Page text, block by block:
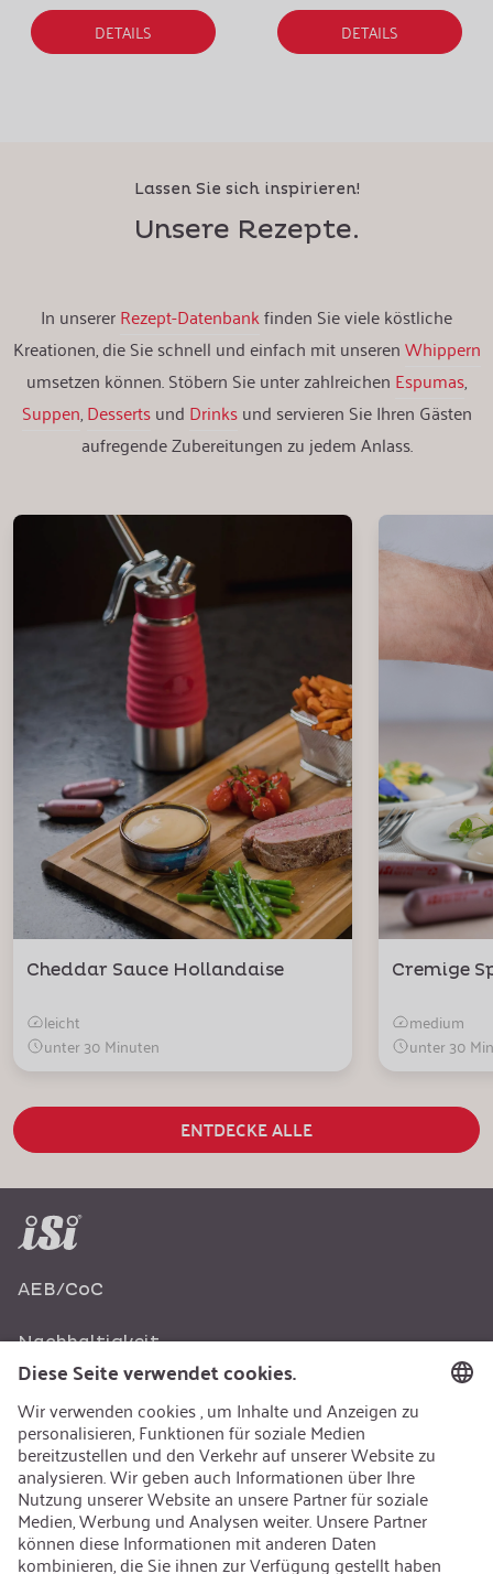
DETAILS DETAILS
Lassen Sie sich inspirieren!
Unsere Rezepte.
In unsererRezept-Datenbankfinden Sie viele köstliche
Kreationen, die Sie schnell und einfach mit unserenWhippern
umsetzen können. Stöbern Sie unter zahlreichen Espumas,
Suppen,Dessertsund Drinksund servieren Sie Ihren Gästen
aufregende Zubereitungen zu jedem Anlass.
Cheddar Sauce Hollandaise
leicht
unter 30 Minuten
Cremige
medium
unter 30
ENTDECKE ALLE
AEB/CoC
Nachhaltigkeit
Recycling
Nachhaltigkeit
Karriere
Offene Jobs
Kontakt